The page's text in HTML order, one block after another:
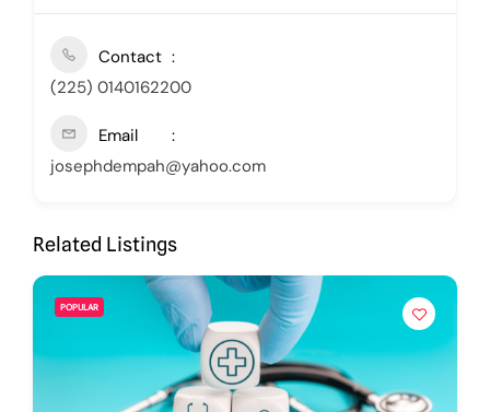
Contact
(225) 0140162200
Email
josephdempah@yahoo.com
Related Listings